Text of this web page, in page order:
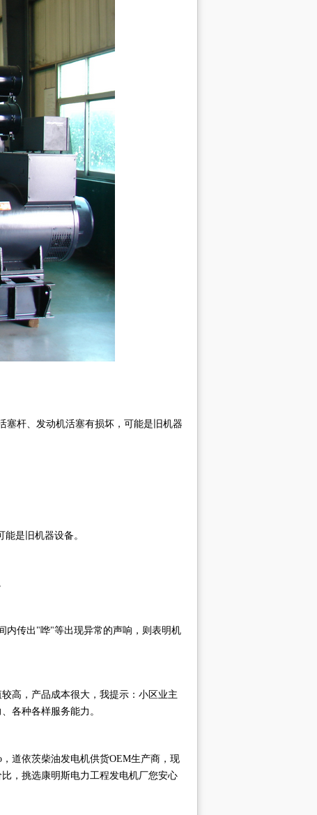
塞杆、发动机活塞有损坏，可能是旧机器
是旧机器设备。
内传出"哗"等出现异常的声响，则表明机
高，产品成本很大，我提示：小区业主
各种各样服务能力。
道依茨柴油发电机供货OEM生产商，现
，挑选康明斯电力工程发电机厂您安心